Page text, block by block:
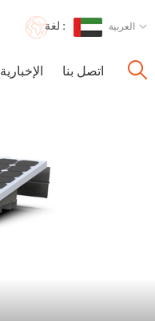
لغة : العربية
الإخبارية اتصل بنا